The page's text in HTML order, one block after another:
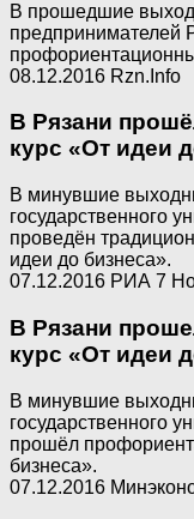
В прошедшие
предпринимателей
08.12.2016 Rzn.Info
В Рязани
курс «От идеи
В минувшие
государственного
проведён
идеи до бизнеса».
07.12.2016 РИА 7
В Рязани
курс «От идеи
В минувшие
государственного
прошёл
бизнеса».
07.12.2016